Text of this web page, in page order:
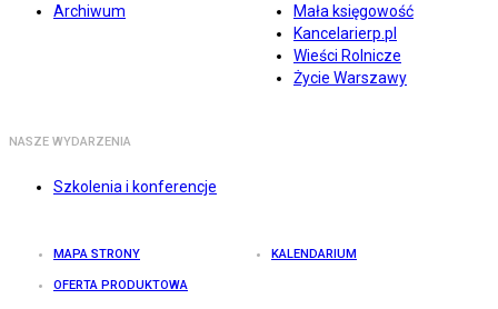
Archiwum
Mała księgowość
Kancelarierp.pl
Wieści Rolnicze
Życie Warszawy
NASZE WYDARZENIA
Szkolenia i konferencje
MAPA STRONY KALENDARIUM
OFERTA PRODUKTOWA